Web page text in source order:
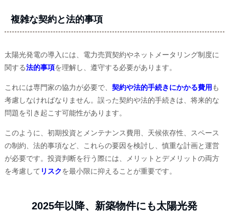
複雑な契約と法的事項
太陽光発電の導入には、電力売買契約やネットメータリング制度に
関する法的事項を理解し、遵守する必要があります。
これには専門家の協力が必要で、 契約や法的手続きにかかる費用 も
考慮しなければなりません。誤った契約や法的手続きは、将来的な
問題を引き起こす可能性があります。
このように、初期投資とメンテナンス費用、天候依存性、スペース
の制約、法的事項など、これらの要因を検討し、慎重な計画と運営
が必要です。投資判断を行う際には、メリットとデメリットの両方
を考慮して リスクを最小限に抑えることが重要です。
2025年以降、新築物件にも太陽光発